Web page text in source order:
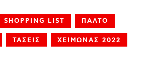
SHOPPING LIST ΠΑΛΤΟ
ΤΑΣΕΙΣ ΧΕΙΜΩΝΑΣ 2022